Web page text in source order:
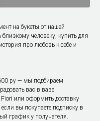
на букеты от нашей
человеку, купить для
про любовь к себе и
ру — мы подбираем
вас в вазе
или оформить доставку
вы покупаете подписку в
график у получателя.